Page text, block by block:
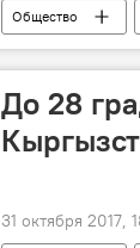
Общество
Мультимедиа
До 28
31 октября 2017,